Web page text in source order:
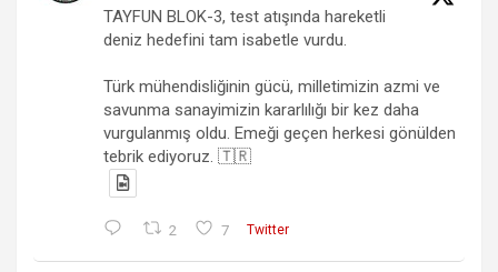
TAYFUN BLOK-3, test atışında hareketli
deniz hedefini tam isabetle vurdu.
Türk mühendisliğinin gücü, milletimizin azmi ve
savunma sanayimizin kararlılığı bir kez daha
vurgulanmış oldu. Emeği geçen herkesi gönülden
tebrik ediyoruz. 🇹🇷
2 7 Twitter